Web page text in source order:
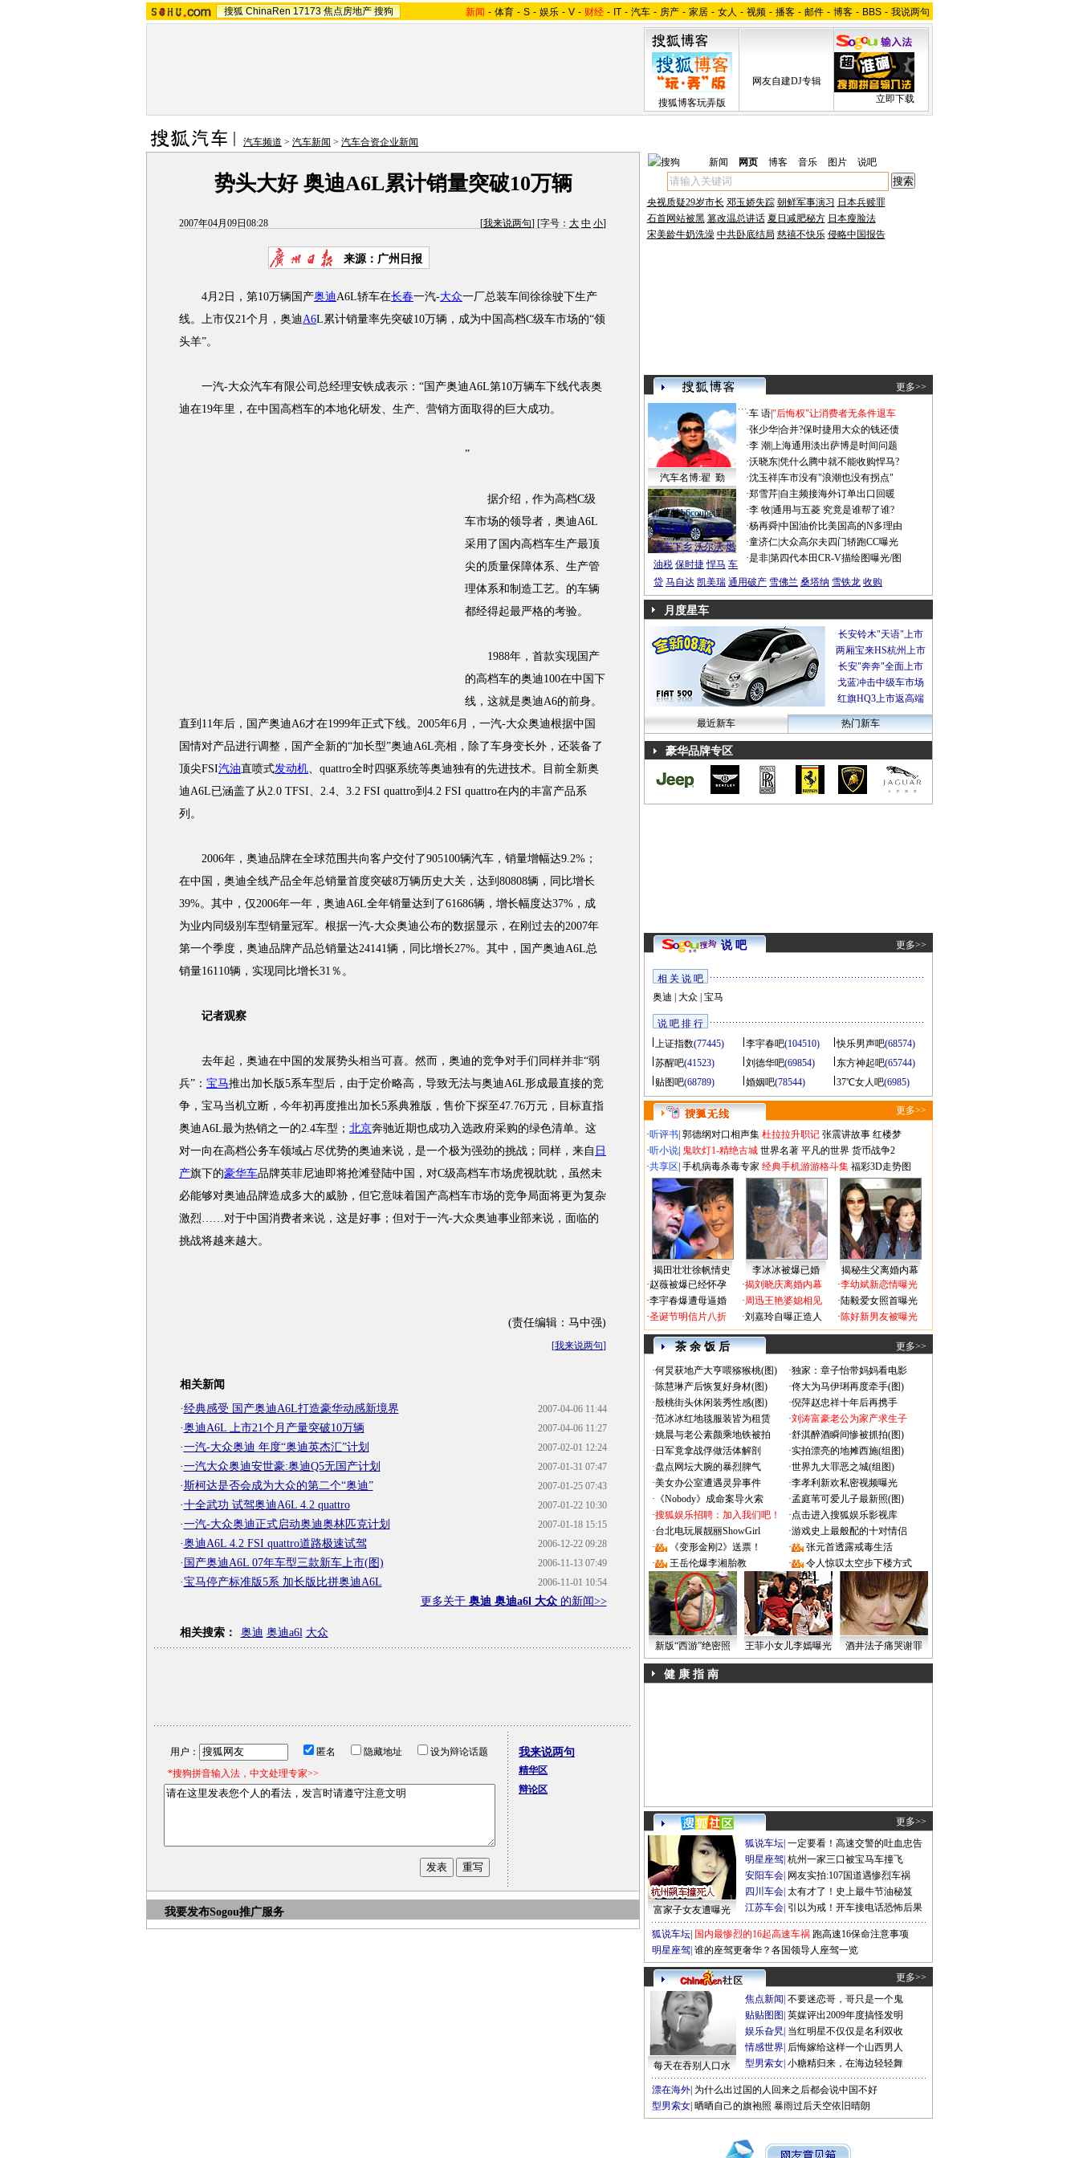
搜狐 ChinaRen 17173 焦点房地产 搜狗 新闻 - 体育 - S - 娱乐 - V - 财经 - IT - 汽车 - 房产 - 家居 - 女人 - 视频 - 播客 - 邮件 - 博客 - BBS - 我说两句
搜狐博客玩弄版
网友自建DJ专辑
立即下载
汽车频道 > 汽车新闻 > 汽车合资企业新闻
势头大好 奥迪A6L累计销量突破10万辆
2007年04月09日08:28 [我来说两句] [字号： 大 中 小]
来源：广州日报
4月2日，第10万辆国产奥迪A6L轿车在长春一汽-大众一厂总装车间徐徐驶下生产
线。上市仅21个月，奥迪A6L累计销量率先突破10万辆，成为中国高档C级车市场的“领
头羊”。
一汽-大众汽车有限公司总经理安铁成表示：“国产奥迪A6L第10万辆车下线代表奥
迪在19年里，在中国高档车的本地化研发、生产、营销方面取得的巨大成功。
”
据介绍，作为高档C级
车市场的领导者，奥迪A6L
采用了国内高档车生产最顶
尖的质量保障体系、生产管
理体系和制造工艺。的车辆
都经得起最严格的考验。
1988年，首款实现国产
的高档车的奥迪100在中国下
线，这就是奥迪A6的前身。
直到11年后，国产奥迪A6才在1999年正式下线。2005年6月，一汽-大众奥迪根据中国
国情对产品进行调整，国产全新的“加长型”奥迪A6L亮相，除了车身变长外，还装备了
顶尖FSI汽油直喷式发动机、quattro全时四驱系统等奥迪独有的先进技术。目前全新奥
迪A6L已涵盖了从2.0 TFSI、2.4、3.2 FSI quattro到4.2 FSI quattro在内的丰富产品系
列。
2006年，奥迪品牌在全球范围共向客户交付了905100辆汽车，销量增幅达9.2%；
在中国，奥迪全线产品全年总销量首度突破8万辆历史大关，达到80808辆，同比增长
39%。其中，仅2006年一年，奥迪A6L全年销量达到了61686辆，增长幅度达37%，成
为业内同级别车型销量冠军。根据一汽-大众奥迪公布的数据显示，在刚过去的2007年
第一个季度，奥迪品牌产品总销量达24141辆，同比增长27%。其中，国产奥迪A6L总
销量16110辆，实现同比增长31％。
记者观察
去年起，奥迪在中国的发展势头相当可喜。然而，奥迪的竞争对手们同样并非“弱
兵”： 宝马推出加长版5系车型后，由于定价略高，导致无法与奥迪A6L形成最直接的竞
争，宝马当机立断，今年初再度推出加长5系典雅版，售价下探至47.76万元，目标直指
奥迪A6L最为热销之一的2.4车型； 北京奔驰近期也成功入选政府采购的绿色清单。这
对一向在高档公务车领域占尽优势的奥迪来说，是一个极为强劲的挑战；同样，来自 日
产旗下的豪华车品牌英菲尼迪即将抢滩登陆中国，对C级高档车市场虎视眈眈，虽然未
必能够对奥迪品牌造成多大的威胁，但它意味着国产高档车市场的竞争局面将更为复杂
激烈……对于中国消费者来说，这是好事；但对于一汽-大众奥迪事业部来说，面临的
挑战将越来越大。
(责任编辑：马中强)
[我来说两句]
相关新闻
2007-04-06 11:44
·经典感受 国产奥迪A6L打造豪华动感新境界
2007-04-06 11:27
·奥迪A6L 上市21个月产量突破10万辆
2007-02-01 12:24
·一汽-大众奥迪 年度“奥迪英杰汇”计划
2007-01-31 07:47
·一汽大众奥迪安世豪:奥迪Q5无国产计划
2007-01-25 07:43
·斯柯达是否会成为大众的第二个“奥迪”
2007-01-22 10:30
·十全武功 试驾奥迪A6L 4.2 quattro
2007-01-18 15:15
·一汽-大众奥迪正式启动奥迪奥林匹克计划
2006-12-22 09:28
·奥迪A6L 4.2 FSI quattro道路极速试驾
2006-11-13 07:49
· 国产奥迪A6L 07年车型三款新车上市(图)
2006-11-01 10:54
·宝马停产标准版5系 加长版比拼奥迪A6L
更多关于 奥迪 奥迪a6l 大众的新闻>>
相关搜索： 奥迪 奥迪a6l 大众
用户： 匿名 隐藏地址
设为辩论话题
*搜狗拼音输入法，中文处理专家>>
我来说两句
精华区
辩论区
我要发布Sogou推广服务
新闻 网页 博客 音乐 图片 说吧
央视质疑29岁市长 邓玉娇失踪 朝鲜军事演习 日本兵赎罪
石首网站被黑 篡改温总讲话 夏日减肥秘方 日本瘦脸法
宋美龄牛奶洗澡 中共卧底结局 慈禧不快乐 侵略中国报告
更多>>
汽车名博:翟 勤
帕萨特b6coupe谍照
·车 语|"后悔权"让消费者无条件退车
·张少华|合并?保时捷用大众的钱还债
·李 潮 上海通用淡出萨博是时间问题
·沃晓东|凭什么腾中就不能收购悍马?
·沈玉祥|车市没有"浪潮也没有拐点"
·郑雪芹| 自主频接海外订单出口回暖
·李 牧|通用与五菱 究竟是谁帮了谁?
·杨再舜|中国油价比美国高的N多理由
·童济仁|大众高尔夫四门轿跑CC曝光
·是非|第四代本田CR-V描绘图曝光/图
热点标签： 车船税
汽车下乡 沃尔沃 燃
油税 保时捷 悍马 车
贷 马自达 凯美瑞 通用破产 雪佛兰 桑塔纳 雪铁龙 收购
月度星车
长安铃木"天语"上市
两厢宝来HS杭州上市
长安"奔奔"全面上市
戈蓝冲击中级车市场
红旗HQ3上市返高端
最近新车 热门新车
豪华品牌专区
说 吧 更多>>
相 关 说 吧
奥迪
大众| 宝马
说 吧 排 行
上证指数(77445) 李宇春吧(104510) 快乐男声吧(68574)
苏醒吧(41523) 刘德华吧(69854) 东方神起吧(65744)
贴图吧(68789) 婚姻吧(78544) 37℃女人吧(6985)
更多>>
·听评书 郭德纲对口相声集 杜拉拉升职记 张震讲故事 红楼梦
·听小说 鬼吹灯1-精绝古城 世界名著 平凡的世界 货币战争2
·共享区 手机病毒杀毒专家 经典手机游游格斗集 福彩3D走势图
揭田壮壮徐帆情史 李冰冰被爆已婚
揭秘生父离婚内幕
·赵薇被爆已经怀孕
·李宇春爆遭母逼婚
·圣诞节明信片八折
·揭刘晓庆离婚内幕
·周迅王艳婆媳相见
·刘嘉玲自曝正造人
·李幼斌新恋情曝光
·陆毅爱女照首曝光
·陈好新男友被曝光
茶 余 饭 后 更多>>
·何炅获地产大亨喂猕猴桃(图) ·独家：章子怡带妈妈看电影
·陈慧琳产后恢复好身材(图) ·佟大为马伊琍再度牵手(图)
·殷桃街头休闲装秀性感(图) ·倪萍赵忠祥十年后再携手
·范冰冰红地毯服装皆为租赁 ·刘涛富豪老公为家产求生子
·姚晨与老公素颜乘地铁被拍 ·舒淇醉酒瞬间惨被抓拍(图)
· 日军竟拿战俘做活体解剖 ·实拍漂亮的地摊西施(组图)
·盘点网坛大腕的暴烈脾气 ·世界九大罪恶之城(组图)
·美女办公室遭遇灵异事件 ·李孝利新欢私密视频曝光
· 《Nobody》成命案导火索 ·孟庭苇可爱儿子最新照(图)
·搜狐娱乐招聘：加入我们吧！ ·点击进入搜狐娱乐影视库
·台北电玩展靓丽ShowGirl ·游戏史上最般配的十对情侣
·
《变形金刚2》送票！ ·
张元首透露戒毒生活
·
王岳伦爆李湘胎教 · 令人惊叹太空步下楼方式
新版“西游”绝密照 王菲小女儿李嫣曝光 酒井法子痛哭谢罪
健 康 指 南
更多>>
富家子女友遭曝光
狐说车坛 一定要看！高速交警的吐血忠告
明星座驾 杭州一家三口被宝马车撞飞
安阳车会 网友实拍:107国道遇惨烈车祸
四川车会 太有才了！史上最牛节油秘笈
江苏车会 引以为戒！开车接电话恐怖后果
狐说车坛 国内最惨烈的16起高速车祸 跑高速16保命注意事项
明星座驾 谁的座驾更奢华？各国领导人座驾一览
更多>>
每天在吞别人口水
焦点新闻 不要迷恋哥，哥只是一个鬼
贴贴图图 英媒评出2009年度搞怪发明
娱乐旮旯 当红明星不仅仅是名利双收
情感世界 后悔嫁给这样一个山西男人
型男索女 小糖精归来，在海边轻轻舞
漂在海外 为什么出过国的人回来之后都会说中国不好
型男索女 晒晒自己的旗袍照 暴雨过后天空依旧晴朗